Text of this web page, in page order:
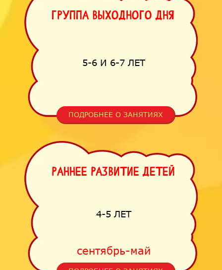
Группа выходного дня
5-6 И 6-7 ЛЕТ
ПОДРОБНЕЕ О ЗАНЯТИЯХ
Раннее развитие детей
4-5 ЛЕТ
сентябрь-май